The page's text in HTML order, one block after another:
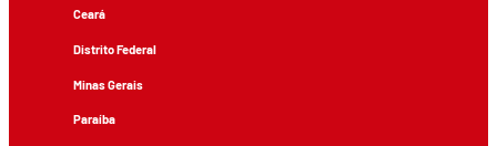
Ceará
Distrito Federal
Minas Gerais
Paraíba